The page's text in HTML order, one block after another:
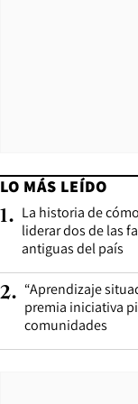
LO MÁS LEÍDO
1. La historia de
liderar dos de las
antiguas del país
2. “Aprendizaje
premia iniciativa
comunidades